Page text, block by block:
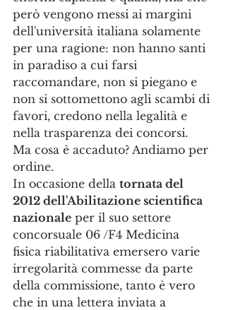
però vengono messi ai margini
dell'università italiana solamente
per una ragione: non hanno santi
in paradiso a cui farsi
raccomandare, non si piegano e
non si sottomettono agli scambi di
favori, credono nella legalità e
nella trasparenza dei concorsi.
Ma cosa è accaduto? Andiamo per
ordine.
In occasione della tornata del
2012 dell'Abilitazione scientifica
nazionale per il suo settore
concorsuale 06 /F4 Medicina
fisica riabilitativa emersero varie
irregolarità commesse da parte
della commissione, tanto è vero
che in una lettera inviata a